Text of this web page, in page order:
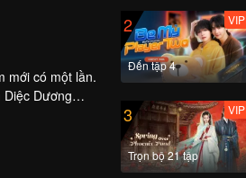
mới có một lần.
Dương
tình xảy ra
khỏi sự
Cuối cùng
2
Đến tập 4
VIP
3
Trọn bộ 21 tập
VIP